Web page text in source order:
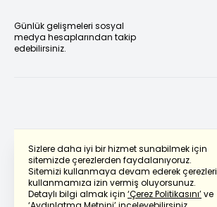
Sizlere daha iyi bir hizmet sunabilmek için
sitemizde çerezlerden faydalanıyoruz.
Sitemizi kullanmaya devam ederek çerezleri
kullanmamıza izin vermiş oluyorsunuz.
Detaylı bilgi almak için ‘Çerez Politikasını’ve
Günlük gelişmeleri sosyal
medya hesaplarından takip
edebilirsiniz.
Powered by Translate